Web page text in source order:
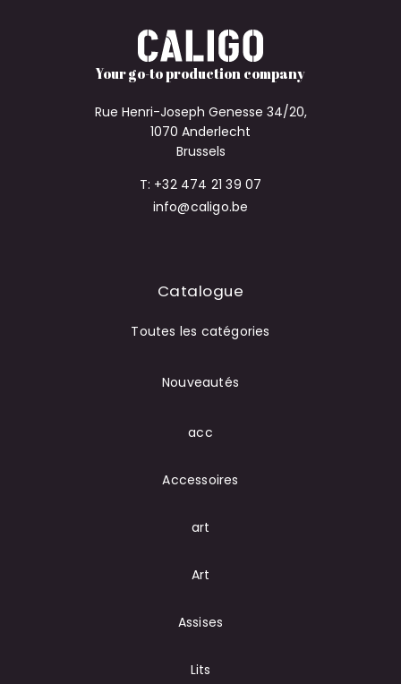
Your go-to production company
Rue Henri-Joseph Genesse 34/20,
1070 Anderlecht
Brussels
T: +32 474 21 39 07
info@caligo.be
Catalogue
Toutes les catégories
Nouveautés
acc
Accessoires
art
Art
Assises
Lits